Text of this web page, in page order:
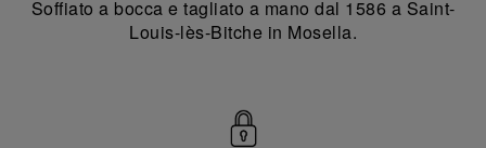
Soffiato a bocca e tagliato a mano dal 1586 a Saint-
Louis-lès-Bitche in Mosella.